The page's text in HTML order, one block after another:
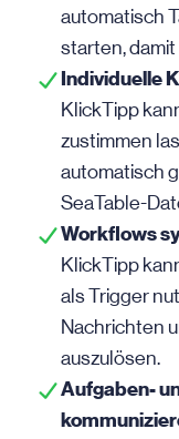
automatisch
starten,
Individuelle
KlickTipp
zustimmen
automatisch
SeaTable-
Workflows
KlickTipp
als Trigger
Nachrichten
auszulösen.
Aufgaben-